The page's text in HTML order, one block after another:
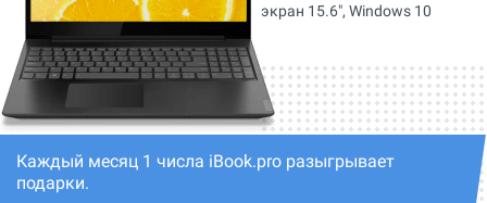
Каждый месяц 1 числа iBook.pro разыгрывает
подарки.
экран 15.6", Windows 10